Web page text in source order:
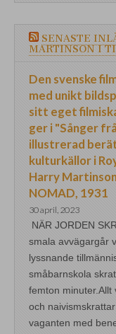
SENASTE
MARTINSON I
Den svenske
med unikt
sitt eget
ger i "Sånger
illustrerad
kulturkällor i
Harry
NOMAD, 1931
30 april, 2023
NÄR JORDEN
smala avvägargår
lyssnande
småbarnskola
femton
och
vaganten med